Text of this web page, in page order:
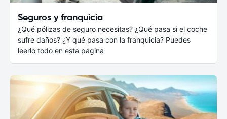
Seguros y franquicia
¿Qué pólizas de seguro necesitas? ¿Qué pasa si el coche
sufre daños? ¿Y qué pasa con la franquicia? Puedes
leerlo todo en esta página